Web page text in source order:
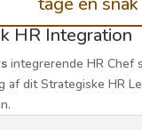
HR Integration
integrerende HR Chef
af dit Strategiske HR